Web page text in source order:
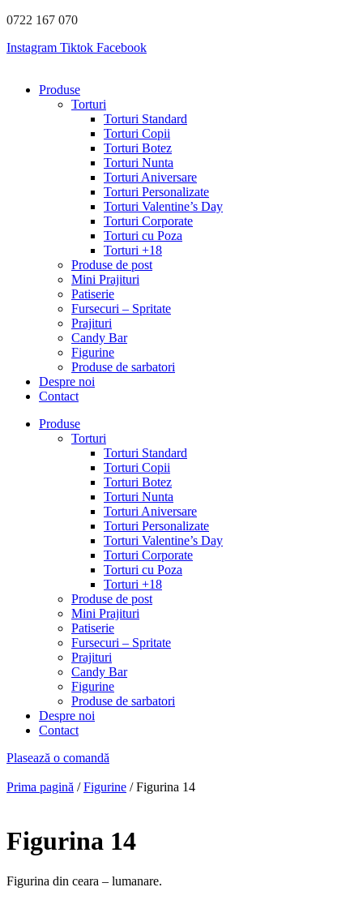
Sari
conținut
0722 167 070
Instagram Tiktok Facebook
Produse
Torturi
Torturi Standard
Torturi Copii
Torturi Botez
Torturi Nunta
Torturi Aniversare
Torturi Personalizate
Torturi Valentine’s Day
Torturi Corporate
Torturi cu Poza
Torturi +18
Produse de post
Mini Prajituri
Patiserie
Fursecuri – Spritate
Prajituri
Candy Bar
Figurine
Produse de sarbatori
Despre noi
Contact
Produse
Torturi
Torturi Standard
Torturi Copii
Torturi Botez
Torturi Nunta
Torturi Aniversare
Torturi Personalizate
Torturi Valentine’s Day
Torturi Corporate
Torturi cu Poza
Torturi +18
Produse de post
Mini Prajituri
Patiserie
Fursecuri – Spritate
Prajituri
Candy Bar
Figurine
Produse de sarbatori
Despre noi
Contact
Plasează o comandă
Prima pagină /Figurine / Figurina 14
Figurina 14
Figurina din ceara – lumanare.